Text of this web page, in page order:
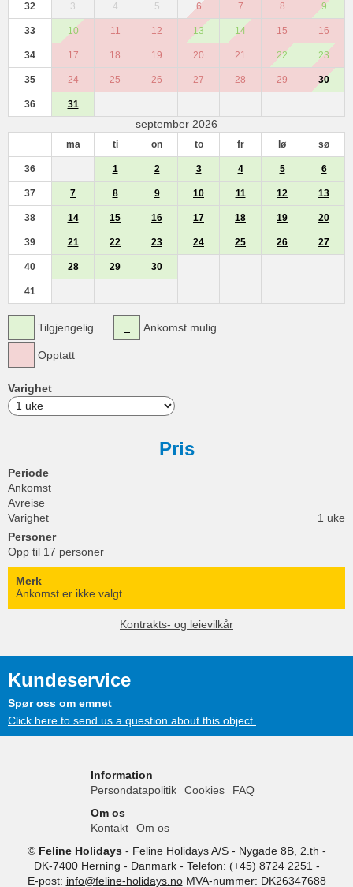
32 3 4 5 6 7 8 9
33 10 11 12 13 14 15 16
34 17 18 19 20 21 22 23
35 24 25 26 27 28 29 30
36 31
september 2026
ma ti on to fr lø sø
36 1 2 3 4 5 6
37 7 8 9 10 11 12 13
38 14 15 16 17 18 19 20
39 21 22 23 24 25 26 27
40 28 29 30
41
Tilgjengelig
Opptatt
Ankomst mulig
Varighet
Pris
Periode
Ankomst
Avreise
Varighet
1 uke
Personer
Opp til 17 personer
Merk
Ankomst er ikke valgt.
Kontrakts- og leievilkår
Kundeservice
Spør oss om emnet
Click here to send us a question about this object.
Information
Persondatapolitik
Cookies
FAQ
Om os
Kontakt
Om os
© Feline Holidays- Feline Holidays A/S- Nygade 8B, 2.th -
DK-7400 Herning - Danmark - Telefon: (+45) 8724 2251 -
E-post: info@feline-holidays.no MVA-nummer: DK26347688